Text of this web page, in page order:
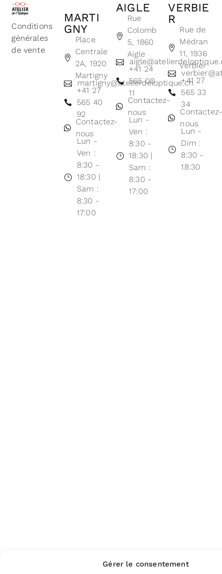
Gérer le consentement
Conditions
générales
de vente
MARTI
GNY
Place
Centrale
2A, 1920
Martigny
martigny@atelierdeloptique.ch
+41 27
565 40
92
Contactez-
nous
Lun -
Ven :
8:30 -
18:30 |
Sam :
8:30 -
17:00
AIGLE
Rue
Colomb
5, 1860
Aigle
+41 24
565 00
11
Contactez-
nous
Lun -
Ven :
8:30 -
18:30 |
Sam :
8:30 -
17:00
VERBIE
R
Rue de
Médran
11, 1936
Verbier
+41 27
565 33
34
Contactez-
nous
Lun -
Dim :
8:30 -
18:30